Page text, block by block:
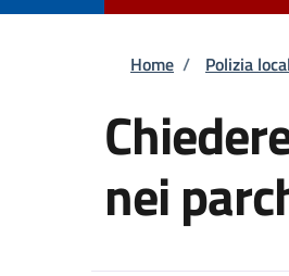
Briciole
Home / Polizia
nei